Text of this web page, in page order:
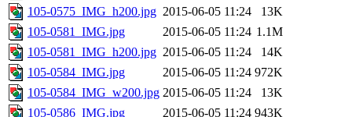
105-0575_IMG_h200.jpg 2015-06-05 11:24
13K
105-0581_IMG.jpg
2015-06-05 11:24 1.1M
105-0581_IMG_h200.jpg 2015-06-05 11:24
14K
105-0584_IMG.jpg
2015-06-05 11:24 972K
105-0584_IMG_w200.jpg 2015-06-05 11:24
13K
105-0586_IMG.jpg
2015-06-05 11:24 943K